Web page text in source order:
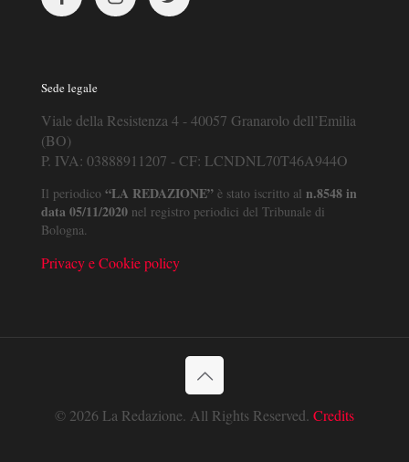
Sede legale
Viale della Resistenza 4 - 40057 Granarolo dell’Emilia
(BO)
P. IVA: 03888911207 - CF: LCNDNL70T46A944O
Il periodico “LA REDAZIONE” è stato iscritto al n.8548 in
data 05/11/2020 nel registro periodici del Tribunale di
Bologna.
Privacy e Cookie policy
© 2026 La Redazione. All Rights Reserved. Credits